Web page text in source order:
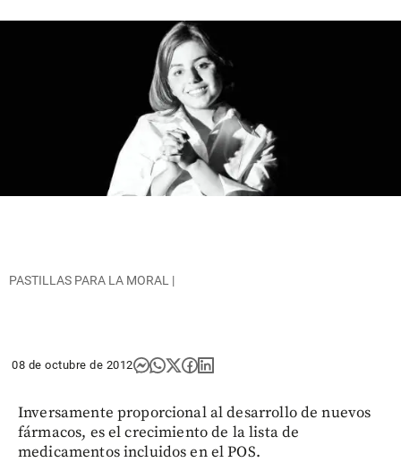
PASTILLAS PARA LA MORAL |
08 de octubre de 2012
Inversamente proporcional al desarrollo de nuevos
fármacos, es el crecimiento de la lista de
medicamentos incluidos en el POS.